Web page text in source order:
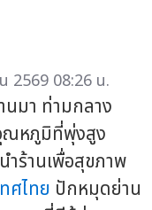
2569 08:26 น.
มา ท่ามกลาง
ณหภูมิที่พุ่งสูง
ำร้านเพื่อสุขภาพ
ศไทย ปักหมุดย่าน